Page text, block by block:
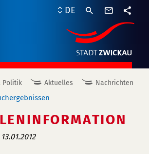
DE
Politik Aktuelles Nachrichten
13.01.2012